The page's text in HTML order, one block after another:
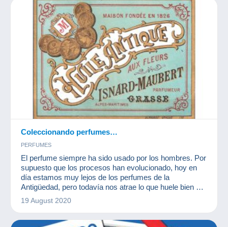
Coleccionando perfumes…
PERFUMES
El perfume siempre ha sido usado por los hombres. Por
supuesto que los procesos han evolucionado, hoy en
día estamos muy lejos de los perfumes de la
Antigüedad, pero todavía nos atrae lo que huele bien y
la perfumería representa un lujo del que pocos
prescinden.
19 August 2020